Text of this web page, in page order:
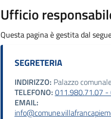
Ufficio
Questa pagina è gestita dal
SEGRETERIA
INDIRIZZO: Palazzo
TELEFONO: 011.980.71.07 -
EMAIL: